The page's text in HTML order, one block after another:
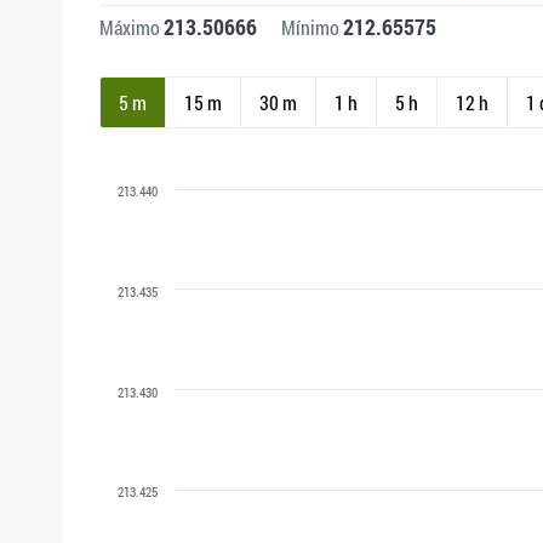
Máximo213.50666 Mínimo212.65575
5 m 15 m 30 m 1 h 5 h 12 h 1